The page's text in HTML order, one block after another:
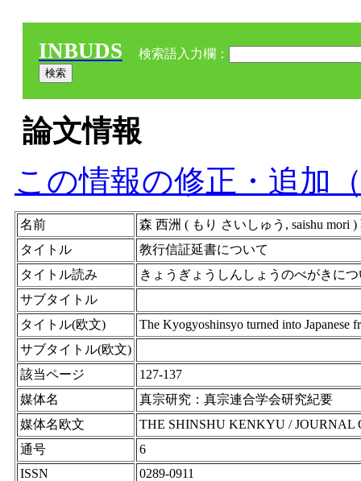
INBUDS 検索語入力欄：
論文情報
この情報の修正・追加
名前
森 西洲 ( もり さいしゅう, saishu mori )
タイトル
教行信証延書について
タイトル読み
きょうぎょうしんしょうのべがきに
サブタイトル
タイトル(欧文)
The Kyogyoshinsyo turned into Japanese
サブタイトル(欧文)
該当ページ
127-137
媒体名
真宗研究：真宗連合学会研究紀要
媒体名欧文
THE SHINSHU KENKYU / JOURNAL
通号
6
ISSN
0289-0911